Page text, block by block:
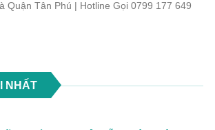
Quận Tân Phú | Hotline Gọi 0799 177 649
NHẤT